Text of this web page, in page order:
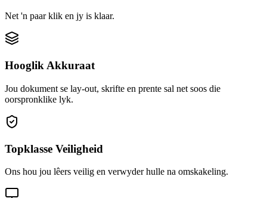
Net 'n paar klik en jy is klaar.
Hooglik Akkuraat
Jou dokument se lay-out, skrifte en prente sal net soos die
oorspronklike lyk.
Topklasse Veiligheid
Ons hou jou lêers veilig en verwyder hulle na omskakeling.